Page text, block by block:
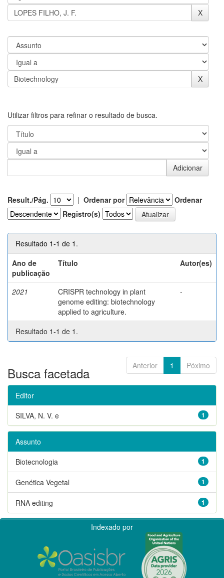
Utilizar filtros para refinar o resultado de busca.
Result./Pág. | Ordenar por
Ordenar
Registro(s)
Resultado 1-1 de 1.
Ano de
publicação
Título Autor(es)
2021
CRISPR technology in plant
genome editing: biotechnology
applied to agriculture.
-
Resultado 1-1 de 1.
Anterior 1 Póximo
Busca facetada
Editor
1
SILVA, N. V. e
Assunto
1
Biotecnologia
1
Genética Vegetal
1
RNA editing
Indexado por